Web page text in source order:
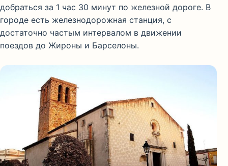
добраться за 1 час 30 минут по железной дороге. В
городе есть железнодорожная станция, с
достаточно частым интервалом в движении
поездов до Жироны и Барселоны.